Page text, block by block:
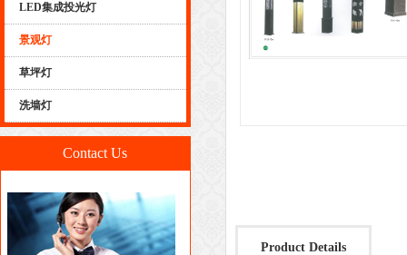
Product Details
LED集成投光灯
景观灯
草坪灯
洗墙灯
Contact Us